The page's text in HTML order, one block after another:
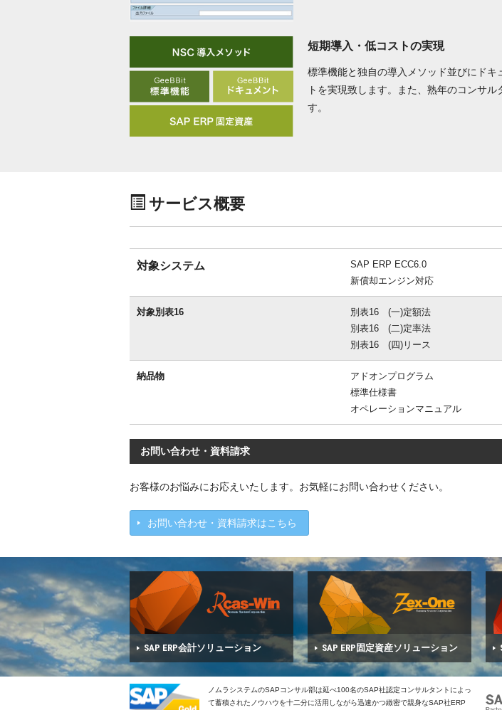
短期導入・低コストの実現
標準機能と独自の導入メソッド並びにド
トを実現致します。また、熟年のコンサ
す。
サービス概要
対象システム
SAP ERP ECC6.0
新償却エンジン対応
対象別表16
別表16 (一)定額法
別表16 (二)定率法
別表16 (四)リース
納品物
アドオンプログラム
標準仕様書
オペレーションマニュアル
お問い合わせ・資料請求
お客様のお悩みにお応えいたします。お気軽にお問い合わせください。
お問い合わせ・資料請求はこちら
SAP ERP会計ソリューション SAP ERP固定資産ソリューション
ノムラシステムのSAPコンサル部は延べ100名のSAP社認定コンサルタントによっ
て蓄積されたノウハウを十二分に活用しながら迅速かつ緻密で親身なSAP社ERP